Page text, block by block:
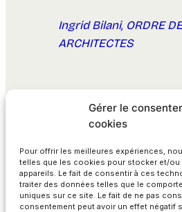
Gérer le
cookies
Pour offrir les meilleures expériences,
telles que les cookies pour stocker et/ou
appareils. Le fait de consentir à ces
traiter des données telles que le
uniques sur ce site. Le fait de ne pas
consentement peut avoir un effet négatif
Ingrid Bilani, ORDRE
ARCHITECTES
La qualité des
graphiques. Les
réalisation et la
les demandes de